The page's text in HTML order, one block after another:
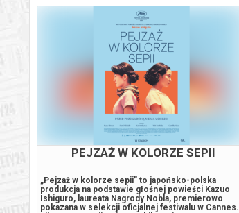
PEJZAŻ W KOLORZE SEPII
„Pejzaż w kolorze sepii” to japońsko-polska
produkcja na podstawie głośnej powieści Kazuo
Ishiguro, laureata Nagrody Nobla, premierowo
pokazana w selekcji oficjalnej festiwalu w Cannes.